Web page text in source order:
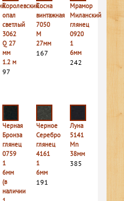
Королевский
опал
светлый
3062
Q 27
мм
1.2 м
97
Сосна
винтажная
7050
M
27мм
167
Мрамор
Миланский
глянец
0920
1
6мм
242
Черная
Бронза
глянец
0759
1
6мм
(в
наличии
Черное
Серебро
глянец
4161
1
6мм
191
Луна
5141
Mn
38мм
385